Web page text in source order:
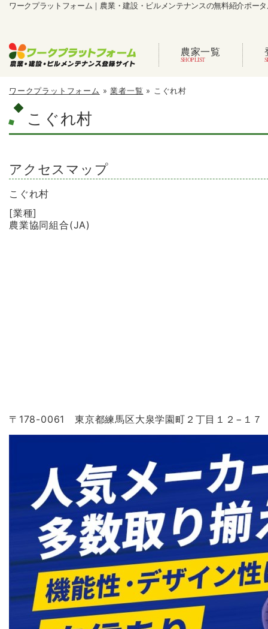
ワークプラットフォーム｜農業・建設・ビルメンテナンスの無料紹介ポー
農家一覧
ワークプラットフォーム »業者一覧 » こぐれ村
こぐれ村
アクセスマップ
こぐれ村
[業種]
農業協同組合(JA)
〒178-0061 東京都練馬区大泉学園町２丁目１２−１７